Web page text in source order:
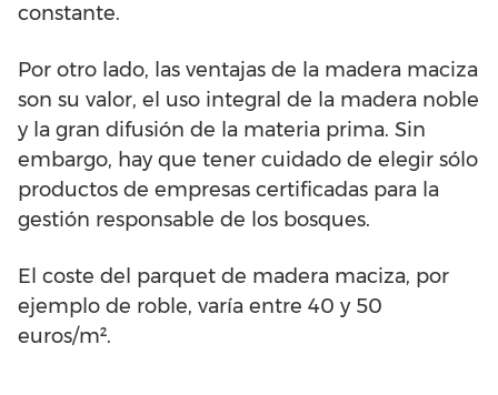
constante.
Por otro lado, las ventajas de la madera maciza
son su valor, el uso integral de la madera noble
y la gran difusión de la materia prima. Sin
embargo, hay que tener cuidado de elegir sólo
productos de empresas certificadas para la
gestión responsable de los bosques.
El coste del parquet de madera maciza, por
ejemplo de roble, varía entre 40 y 50
euros/m².